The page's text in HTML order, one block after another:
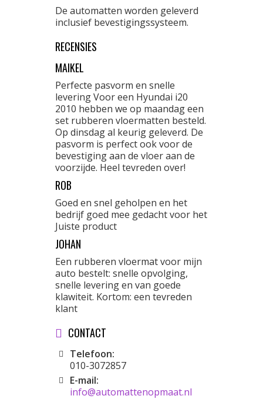
De automatten worden geleverd
inclusief bevestigingssysteem.
RECENSIES
MAIKEL
Perfecte pasvorm en snelle
levering Voor een Hyundai i20
2010 hebben we op maandag een
set rubberen vloermatten besteld.
Op dinsdag al keurig geleverd. De
pasvorm is perfect ook voor de
bevestiging aan de vloer aan de
voorzijde. Heel tevreden over!
ROB
Goed en snel geholpen en het
bedrijf goed mee gedacht voor het
Juiste product
JOHAN
Een rubberen vloermat voor mijn
auto bestelt: snelle opvolging,
snelle levering en van goede
klawiteit. Kortom: een tevreden
klant
CONTACT
Telefoon:
010-3072857
E-mail:
info@automattenopmaat.nl